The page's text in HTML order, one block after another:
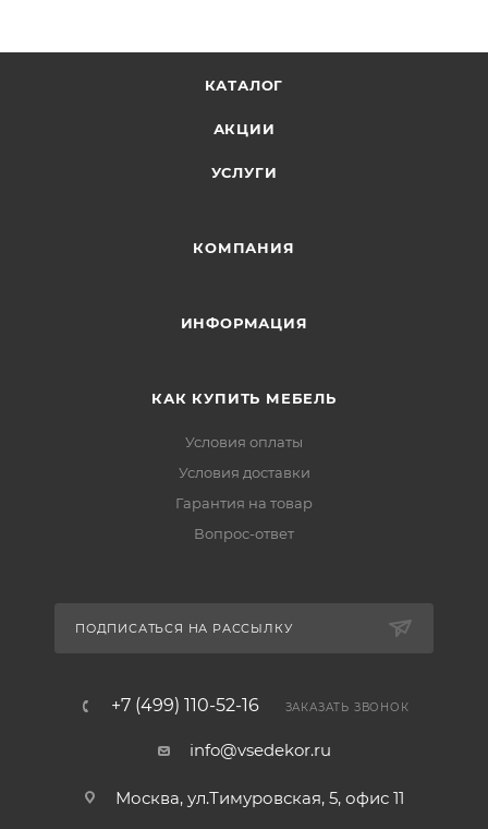
КАТАЛОГ
АКЦИИ
УСЛУГИ
КОМПАНИЯ
ИНФОРМАЦИЯ
КАК КУПИТЬ МЕБЕЛЬ
Условия оплаты
Условия доставки
Гарантия на товар
Вопрос-ответ
ПОДПИСАТЬСЯ НА РАССЫЛКУ
+7 (499) 110-52-16 ЗАКАЗАТЬ ЗВОНОК
info@vsedekor.ru
Москва, ул.Тимуровская, 5, офис 11